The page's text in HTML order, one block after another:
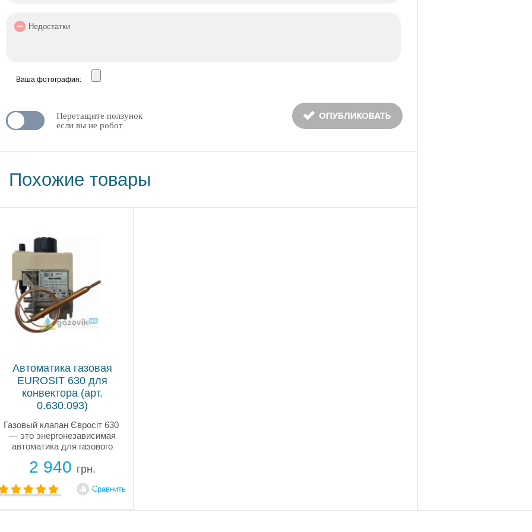
Ваша фотография:
OFF
Перетащите ползунок
если вы не робот
Похожие товары
Автоматика газовая
EUROSIT 630 для
конвектора (арт.
0.630.093)
Газовый клапан Євросіт 630
— это энергонезависимая
автоматика для газового
управлением, модулируемым
термостатом, прост в
подключении.
2 940 грн.
Сравнить